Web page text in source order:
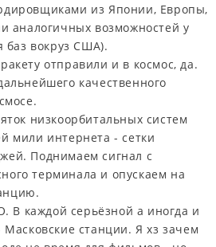
из Японии, Европы,
аналогичных возможностей у
баз вокруз США).
отправили и в космос, да.
качественного
низкоорбитальных систем
мили интернета - сетки
Поднимаем сигнал с
терминала и опускаем на
В каждой серьёзной а иногда и
станции. Я хз зачем